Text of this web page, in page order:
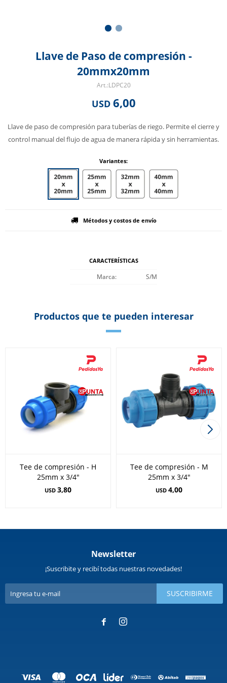
Llave de Paso de compresión -
20mmx20mm
LDPC20
USD 6,00
Llave de paso de compresión para tuberías de riego. Permite el cierre y
control manual del flujo de agua de manera rápida y sin herramientas.
Variantes:
Métodos y costos de envío
CARACTERÍSTICAS
Marca S/M
Productos que te pueden interesar
Tee de compresión - H
25mm x 3/4"
USD 3,80
Tee de compresión - M
25mm x 3/4"
USD 4,00
Newsletter
¡Suscribite y recibí todas nuestras novedades!
SUSCRIBIRME
 